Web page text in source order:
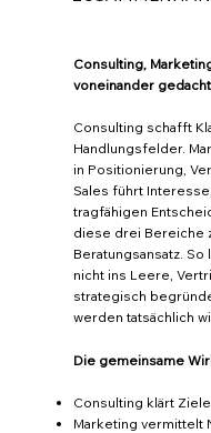
Consulting,
voneinander
Consulting schafft
Handlungsfelder.
in Positionierung,
Sales führt
tragfähigen
diese drei Bereiche
Beratungsansatz.
nicht ins Leere,
strategisch
werden tatsächlich
Die gemeinsame
Consulting klärt
Marketing vermittelt